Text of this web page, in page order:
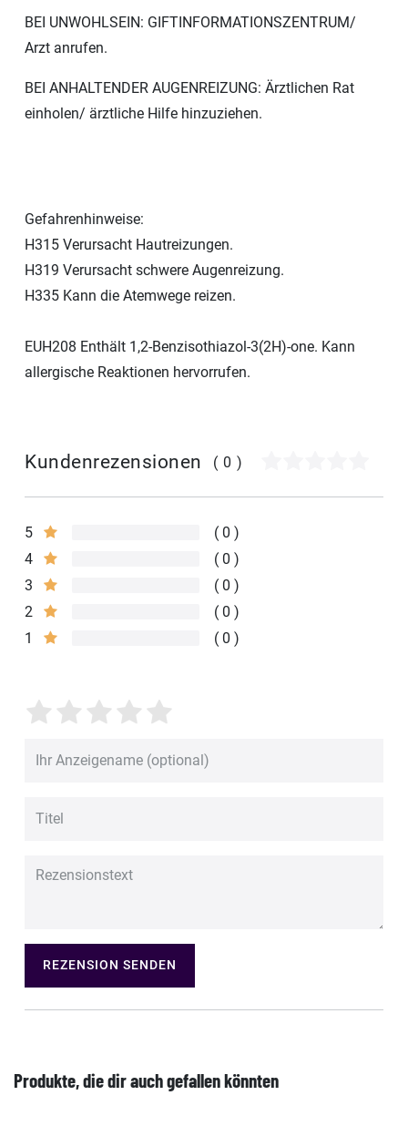
BEI UNWOHLSEIN: GIFTINFORMATIONSZENTRUM/
Arzt anrufen.
BEI ANHALTENDER AUGENREIZUNG: Ärztlichen Rat
einholen/ ärztliche Hilfe hinzuziehen.
Gefahrenhinweise:
H315 Verursacht Hautreizungen.
H319 Verursacht schwere Augenreizung.
H335 Kann die Atemwege reizen.
EUH208 Enthält 1,2-Benzisothiazol-3(2H)-one. Kann
allergische Reaktionen hervorrufen.
Kundenrezensionen (0)
5
0
4
0
3
0
2
0
1
0
REZENSION SENDEN
Produkte, die dir auch gefallen könnten